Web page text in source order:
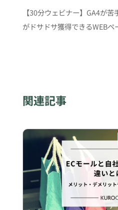
【30分ウェビナー】GA4が
がドサドサ獲得できるWEBペ
関連記事